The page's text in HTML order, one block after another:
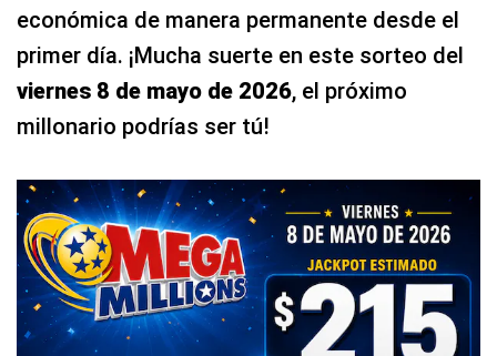
económica de manera permanente desde el
primer día. ¡Mucha suerte en este sorteo del
viernes 8 de mayo de 2026, el próximo
millonario podrías ser tú!